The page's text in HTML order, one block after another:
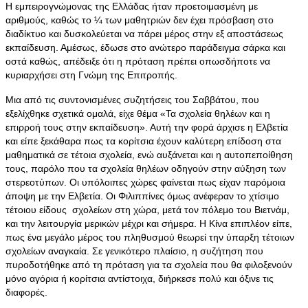
Η εμπειρογνώμονας της Ελλάδας ήταν προετοιμασμένη με
αριθμούς, καθώς το ¼ των μαθητριών δεν έχει πρόσβαση στο
διαδίκτυο και δυσκολεύεται να πάρει μέρος στην εξ αποστάσεως
εκπαίδευση. Αμέσως, έδωσε στο ανώτερο παράδειγμα σάρκα και
οστά καθώς, απέδειξε ότι η πρόταση πρέπει οπωσδήποτε να
κυριαρχήσει στη Γνώμη της Επιτροπής.
Μια από τις συντονισμένες συζητήσεις του Σαββάτου, που
εξελίχθηκε σχετικά ομαλά, είχε θέμα «Τα σχολεία θηλέων και η
επιρροή τους στην εκπαίδευση». Αυτή την φορά άρχισε η Ελβετία
και είπε ξεκάθαρα πως τα κορίτσια έχουν καλύτερη επίδοση στα
μαθηματικά σε τέτοια σχολεία, ενώ αυξάνεται και η αυτοπεποίθηση
τους, παρόλο που τα σχολεία θηλέων οδηγούν στην αύξηση των
στερεοτύπων. Οι υπόλοιπες χώρες φαίνεται πως είχαν παρόμοια
άποψη με την Ελβετία. Οι Φιλιππίνες όμως ανέφεραν το χτίσιμο
τέτοιου είδους σχολείων στη χώρα, μετά τον πόλεμο του Βιετνάμ,
και την λειτουργία μερικών μέχρι και σήμερα. Η Κίνα επιπλέον είπε,
πως ένα μεγάλο μέρος του πληθυσμού θεωρεί την ύπαρξη τέτοιων
σχολείων αναγκαία. Σε γενικότερο πλαίσιο, η συζήτηση που
πυροδοτήθηκε από τη πρόταση για τα σχολεία που θα φιλοξενούν
μόνο αγόρια ή κορίτσια αντίστοιχα, διήρκεσε πολύ και όξινε τις
διαφορές.